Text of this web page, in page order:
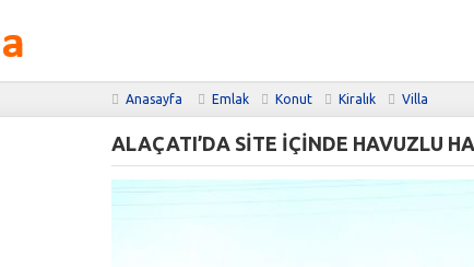
Anasayfa Emlak Konut Kiralık Villa
ALAÇATI’DA SİTE İÇİNDE HAVUZLU